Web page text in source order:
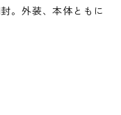
。外装、本体ともに